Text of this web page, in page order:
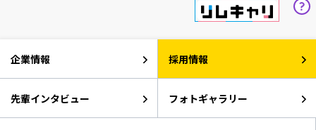
企業情報 採用情報
先輩インタビュー フォトギャラリー